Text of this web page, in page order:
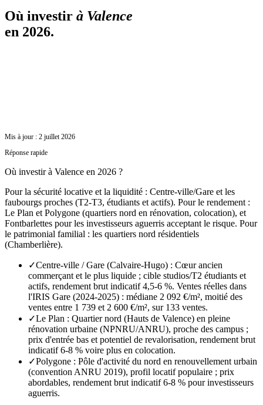
Où investir à Valence
en 2026.
Mis à jour : 2 juillet 2026
Réponse rapide
Où investir à Valence en 2026 ?
Pour la sécurité locative et la liquidité : Centre-ville/Gare et les
faubourgs proches (T2-T3, étudiants et actifs). Pour le rendement :
Le Plan et Polygone (quartiers nord en rénovation, colocation), et
Fontbarlettes pour les investisseurs aguerris acceptant le risque. Pour
le patrimonial familial : les quartiers nord résidentiels
(Chamberlière).
✓Centre-ville / Gare (Calvaire-Hugo) : Cœur ancien
commerçant et le plus liquide ; cible studios/T2 étudiants et
actifs, rendement brut indicatif 4,5-6 %. Ventes réelles dans
l'IRIS Gare (2024-2025) : médiane 2 092 €/m², moitié des
ventes entre 1 739 et 2 600 €/m², sur 133 ventes.
✓Le Plan : Quartier nord (Hauts de Valence) en pleine
rénovation urbaine (NPNRU/ANRU), proche des campus ;
prix d'entrée bas et potentiel de revalorisation, rendement brut
indicatif 6-8 % voire plus en colocation.
✓Polygone : Pôle d'activité du nord en renouvellement urbain
(convention ANRU 2019), profil locatif populaire ; prix
abordables, rendement brut indicatif 6-8 % pour investisseurs
aguerris.